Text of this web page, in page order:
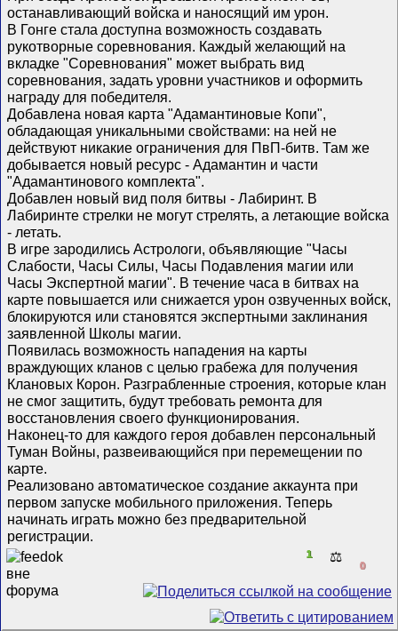
останавливающий войска и наносящий им урон.
В Гонге стала доступна возможность создавать
рукотворные соревнования. Каждый желающий на
вкладке "Соревнования" может выбрать вид
соревнования, задать уровни участников и оформить
награду для победителя.
Добавлена новая карта "Адамантиновые Копи",
обладающая уникальными свойствами: на ней не
действуют никакие ограничения для ПвП-битв. Там же
добывается новый ресурс - Адамантин и части
"Адамантинового комплекта".
Добавлен новый вид поля битвы - Лабиринт. В
Лабиринте стрелки не могут стрелять, а летающие войска
- летать.
В игре зародились Астрологи, объявляющие "Часы
Слабости, Часы Силы, Часы Подавления магии или
Часы Экспертной магии". В течение часа в битвах на
карте повышается или снижается урон озвученных войск,
блокируются или становятся экспертными заклинания
заявленной Школы магии.
Появилась возможность нападения на карты
враждующих кланов с целью грабежа для получения
Клановых Корон. Разграбленные строения, которые клан
не смог защитить, будут требовать ремонта для
восстановления своего функционирования.
Наконец-то для каждого героя добавлен персональный
Туман Войны, развеивающийся при перемещении по
карте.
Реализовано автоматическое создание аккаунта при
первом запуске мобильного приложения. Теперь
начинать играть можно без предварительной
регистрации.
1 ⚖️
0